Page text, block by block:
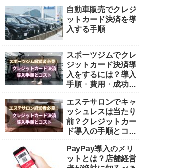
自動車販売でクレジ
ットカード決済を導
入する手順
スポーツジムでクレ
ジットカード決済導
入をするには？導入
手順・費用・成功の
説！
エステサロンでキャ
ッシュレスは当たり
前？クレジットカー
ド導入の手順とコス
PayPay導入のメリ
ットとは？店舗経営